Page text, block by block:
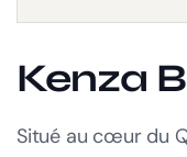
Kenza
Situé au cœur du